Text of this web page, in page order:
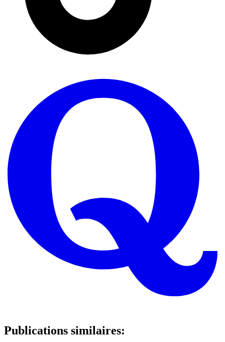
Publications similaires: